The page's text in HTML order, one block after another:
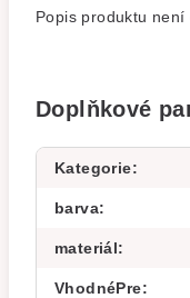
Popis produktu není
Doplňkové
Kategorie:
barva:
materiál:
VhodnéPre: